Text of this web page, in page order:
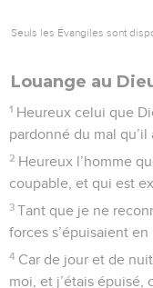
aux griffes de mes
sauve-moi.
18
Honte plutôt à ces
au silence de la mort !
Fais qu’ils
d’arrogance et de
fidèle.
20